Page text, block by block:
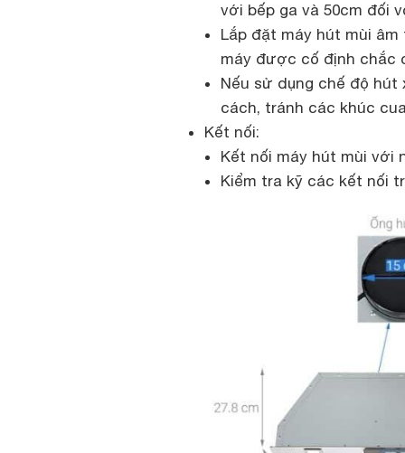
với bếp ga và 50cm đối
Lắp đặt máy hút mùi
máy được cố định chắc
Nếu sử dụng chế độ
cách, tránh các khúc
Kết nối:
Kết nối máy hút mùi với
Kiểm tra kỹ các kết nối